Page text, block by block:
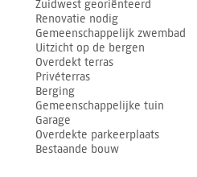
Zuidwest georiënteerd
Renovatie nodig
Gemeenschappelijk zwembad
Uitzicht op de bergen
Overdekt terras
Privéterras
Berging
Gemeenschappelijke tuin
Garage
Overdekte parkeerplaats
Bestaande bouw